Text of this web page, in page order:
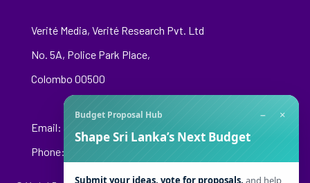
Verité Media, Verité Research Pvt. Ltd
No. 5A, Police Park Place,
Colombo 00500
Email:
Phone: +94 76 148 8544
Budget Proposal Hub − ×
Shape Sri Lanka’s Next Budget
Submit your ideas, vote for proposals, and help